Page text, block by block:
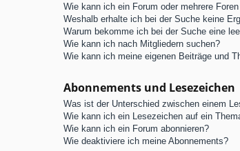
Wie kann ich ein Forum oder mehrere
Weshalb erhalte ich bei der Suche keine
Warum bekomme ich bei der Suche eine
Wie kann ich nach Mitgliedern suchen?
Wie kann ich meine eigenen Beiträge und
Abonnements und Lesezeichen
Was ist der Unterschied zwischen einem
Wie kann ich ein Lesezeichen auf ein
Wie kann ich ein Forum abonnieren?
Wie deaktiviere ich meine Abonnements?